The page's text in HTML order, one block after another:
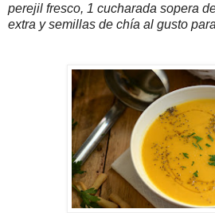
perejil fresco, 1 cucharada sopera
extra y semillas de chía al gusto